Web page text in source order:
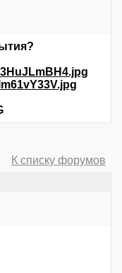
К списку форумов